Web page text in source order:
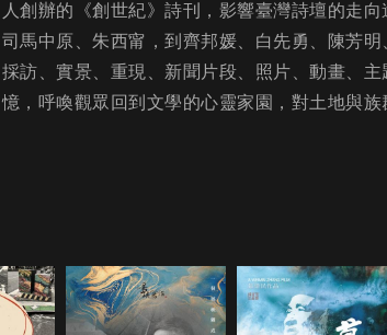
人創辦的《創世紀》詩刊，影響臺灣詩壇的走
司馬中原、朱西甯，到齊邦媛、白先勇、陳芳
採訪、實景、重現、新聞片段、照片、動畫、
憶，呼喚觀眾回到文學的心靈家園，對土地與族